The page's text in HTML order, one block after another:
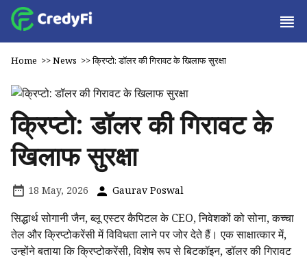
Home >>News >>क्रिप्टो: डॉलर की गिरावट के खिलाफ सुरक्षा
क्रिप्टो: डॉलर की गिरावट के
खिलाफ सुरक्षा
18 May, 2026 Gaurav Poswal
सिद्धार्थ सोगानी जैन, ब्लू एस्टर कैपिटल के CEO, निवेशकों को सोना, कच्चा
तेल और क्रिप्टोकरेंसी में विविधता लाने पर जोर देते हैं। एक साक्षात्कार में,
उन्होंने बताया कि क्रिप्टोकरेंसी, विशेष रूप से बिटकॉइन, डॉलर की गिरावट